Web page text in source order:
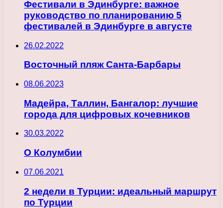
Фестивали в Эдинбурге: важное
руководство по планированию 5
фестивалей в Эдинбурге в августе
26.02.2022
Восточный пляж Санта-Барбары
08.06.2023
Мадейра, Таллин, Бангалор: лучшие
города для цифровых кочевников
30.03.2022
О Колумбии
07.06.2021
2 недели в Турции: идеальный маршрут
по Турции